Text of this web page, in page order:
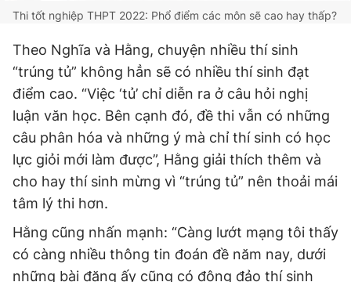
Current
0:03 Duration
2:51
Thi tốt nghiệp THPT 2022: Phổ điểm các môn sẽ cao hay thấp?
Theo Nghĩa và Hằng, chuyện nhiều thí sinh
“trúng tủ” không hẳn sẽ có nhiều thí sinh đạt
điểm cao. “Việc ‘tủ’ chỉ diễn ra ở câu hỏi nghị
luận văn học. Bên cạnh đó, đề thi vẫn có những
câu phân hóa và những ý mà chỉ thí sinh có học
lực giỏi mới làm được”, Hằng giải thích thêm và
cho hay thí sinh mừng vì “trúng tủ” nên thoải mái
tâm lý thi hơn.
Hằng cũng nhấn mạnh: “Càng lướt mạng tôi thấy
có càng nhiều thông tin đoán đề năm nay, dưới
những bài đăng ấy cũng có đông đảo thí sinh